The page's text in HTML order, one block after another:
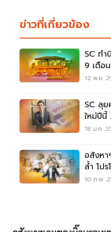
ข่าวที่เกี่ยวข้อง
SC ท
9 เดือ
12 พ.ย.
SC ลุ
ใหม่ปีนี้
18 ม.ค.
อสังห
ล้ำ โป
10 ก.พ.